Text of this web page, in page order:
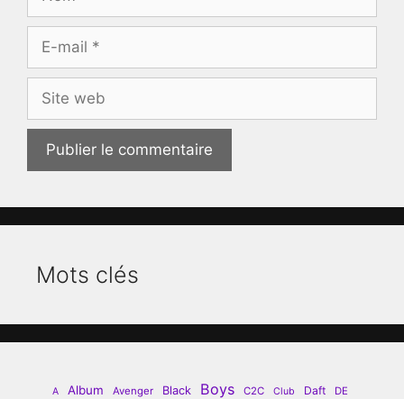
mail
web
Mots clés
A Album Avenger Black Boys C2C Club Daft
DE